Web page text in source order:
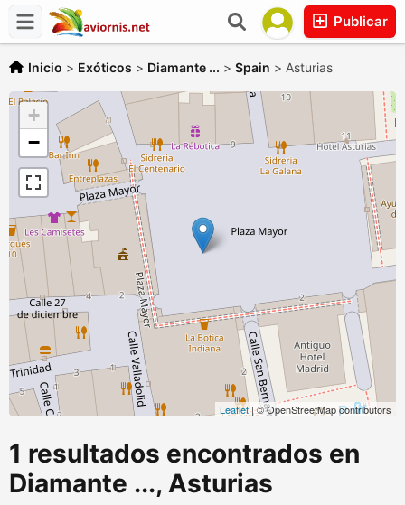
Publicar
Inicio > Exóticos > Diamante ... > Spain > Asturias
+
−
Leaflet| © OpenStreetMap contributors
1 resultados encontrados en
Diamante ..., Asturias